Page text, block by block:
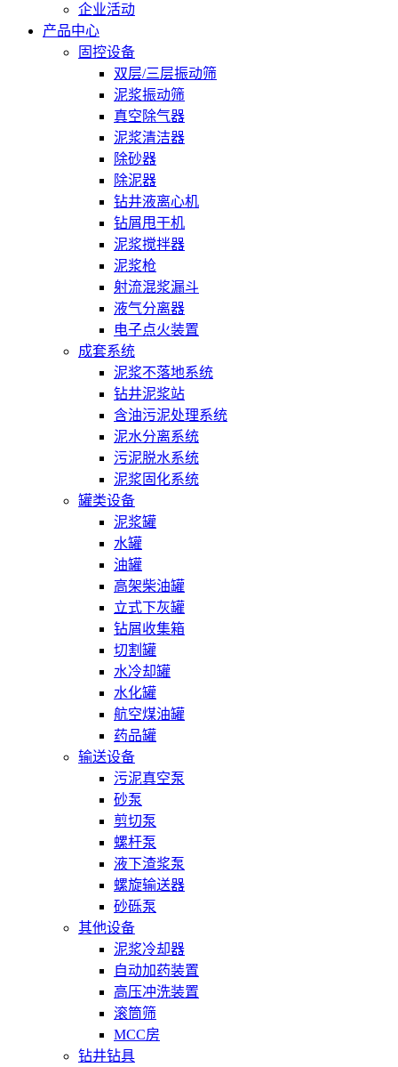
企业活动
产品中心
固控设备
双层/三层振动筛
泥浆振动筛
真空除气器
泥浆清洁器
除砂器
除泥器
钻井液离心机
钻屑甩干机
泥浆搅拌器
泥浆枪
射流混浆漏斗
液气分离器
电子点火装置
成套系统
泥浆不落地系统
钻井泥浆站
含油污泥处理系统
泥水分离系统
污泥脱水系统
泥浆固化系统
罐类设备
泥浆罐
水罐
油罐
高架柴油罐
立式下灰罐
钻屑收集箱
切割罐
水冷却罐
水化罐
航空煤油罐
药品罐
输送设备
污泥真空泵
砂泵
剪切泵
螺杆泵
液下渣浆泵
螺旋输送器
砂砾泵
其他设备
泥浆冷却器
自动加药装置
高压冲洗装置
滚筒筛
MCC房
钻井钻具